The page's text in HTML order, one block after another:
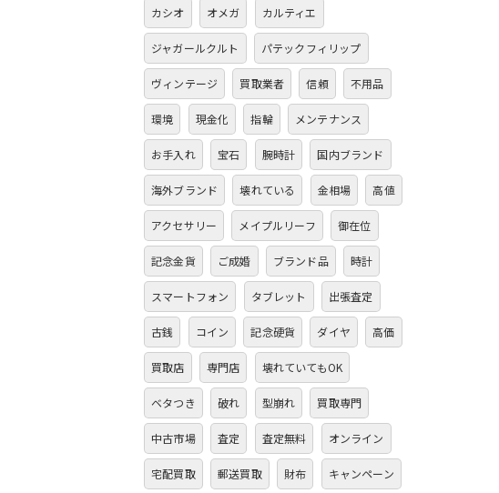
カシオ オメガ カルティエ
ジャガールクルト パテックフィリップ
ヴィンテージ 買取業者 信頼 不用品
環境 現金化 指輪 メンテナンス
お手入れ 宝石 腕時計 国内ブランド
海外ブランド 壊れている 金相場 高値
アクセサリー メイプルリーフ 御在位
記念金貨 ご成婚 ブランド品 時計
スマートフォン タブレット 出張査定
古銭 コイン 記念硬貨 ダイヤ 高価
買取店 専門店 壊れていてもOK
ベタつき 破れ 型崩れ 買取専門
中古市場 査定 査定無料 オンライン
宅配買取 郵送買取 財布 キャンペーン